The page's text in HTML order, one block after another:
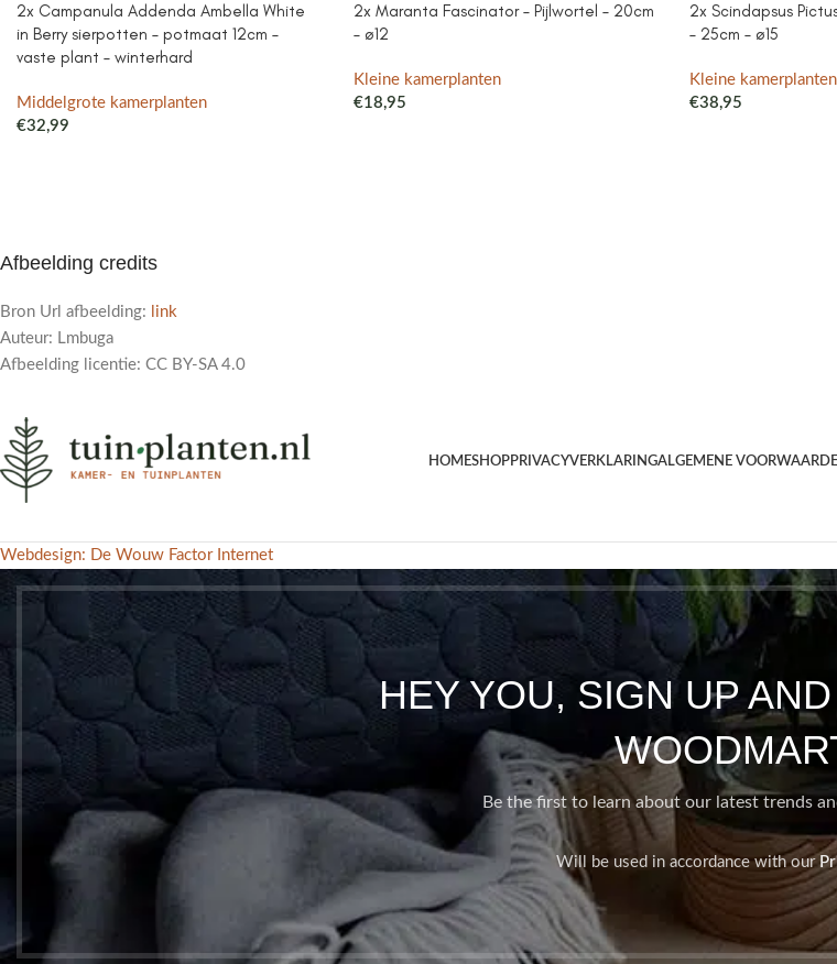
2x Campanula Addenda Ambella White
in Berry sierpotten – potmaat 12cm –
vaste plant – winterhard
Middelgrote kamerplanten
€32,99
2x Maranta Fascinator – Pijlwortel – 20cm
– ø12
Kleine kamerplanten
€18,95
2x Scindapsus
– 25cm – ø15
Kleine kamerplanten
€38,95
Afbeelding credits
Bron Url afbeelding:
link
Auteur: Lmbuga
Afbeelding licentie: CC BY-SA 4.0
HOMESHOPPRIVACYVERKLARINGALGEMENE
Webdesign: De Wouw Factor Internet
HEY YOU, SIGN UP
Be the first to learn about our latest trends
Will be used in accordance with our